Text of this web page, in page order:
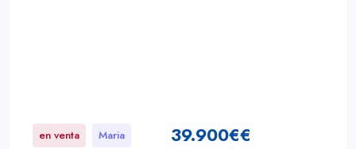
en venta Maria 39.900€€